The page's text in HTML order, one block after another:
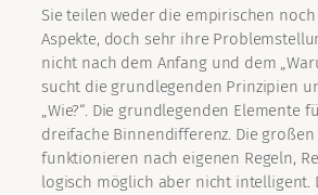
Sie teilen weder die empirischen
Aspekte, doch sehr ihre
nicht nach dem Anfang und dem
sucht die grundlegenden Prinzipien
„Wie?“. Die grundlegenden Elemente
dreifache Binnendifferenz. Die
funktionieren nach eigenen Regeln,
logisch möglich aber nicht intelligent.